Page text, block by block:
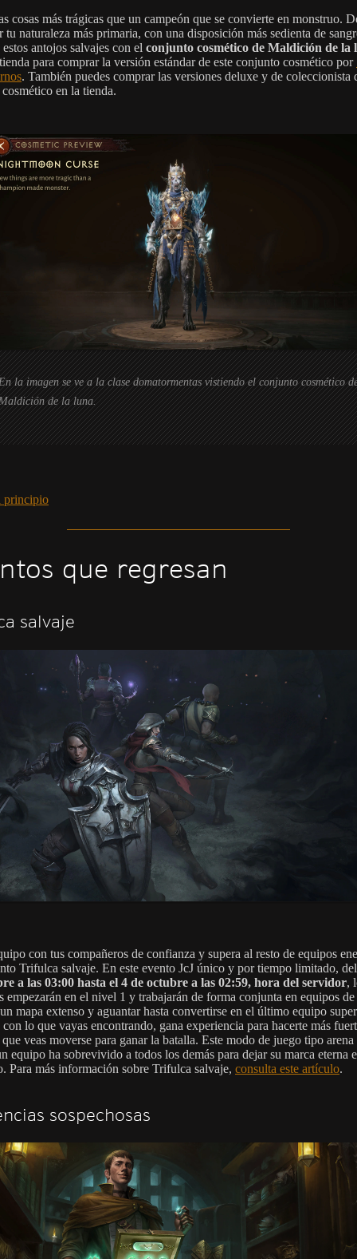
cosas más trágicas que un campeón que se convierte en monstruo.
tu naturaleza más primaria, con una disposición más sedienta de
estos antojos salvajes con el conjunto cosmético de Maldición de la
para comprar la versión estándar de este conjunto cosmético por
. También puedes comprar las versiones deluxe y de coleccionista
en la tienda.
la imagen se ve a la clase domatormentas vistiendo el conjunto cosmético
de la luna.
principio
que regresan
salvaje
con tus compañeros de confianza y supera al resto de equipos
Trifulca salvaje. En este evento JcJ único y por tiempo limitado,
a las 03:00 hasta el 4 de octubre a las 02:59, hora del servidor,
empezarán en el nivel 1 y trabajarán de forma conjunta en equipos de
mapa extenso y aguantar hasta convertirse en el último equipo
lo que vayas encontrando, gana experiencia para hacerte más
veas moverse para ganar la batalla. Este modo de juego tipo
equipo ha sobrevivido a todos los demás para dejar su marca eterna
Para más información sobre Trifulca salvaje, consulta este artículo.
sospechosas